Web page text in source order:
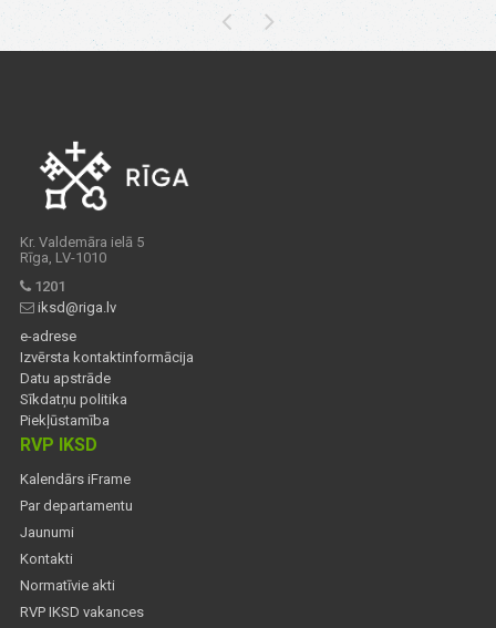
Kr. Valdemāra ielā 5
Rīga, LV-1010
1201
iksd@riga.lv
e-adrese
Izvērsta kontaktinformācija
Datu apstrāde
Sīkdatņu politika
Piekļūstamība
RVP IKSD
Kalendārs iFrame
Par departamentu
Jaunumi
Kontakti
Normatīvie akti
RVP IKSD vakances